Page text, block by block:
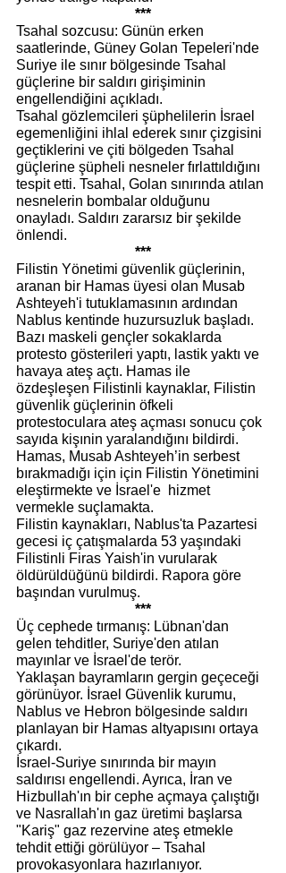
***
Tsahal sozcusu: Günün erken
saatlerinde, Güney Golan Tepeleri'nde
Suriye ile sınır bölgesinde Tsahal
güçlerine bir saldırı girişiminin
engellendiğini açıkladı.
Tsahal gözlemcileri şüphelilerin İsrael
egemenliğini ihlal ederek sınır çizgisini
geçtiklerini ve çiti bölgeden Tsahal
güçlerine şüpheli nesneler fırlattıldığını
tespit etti. Tsahal, Golan sınırında atılan
nesnelerin bombalar olduğunu
onayladı. Saldırı zararsız bir şekilde
önlendi.
***
Filistin Yönetimi güvenlik güçlerinin,
aranan bir Hamas üyesi olan Musab
Ashteyeh'i tutuklamasının ardından
Nablus kentinde huzursuzluk başladı.
Bazı maskeli gençler sokaklarda
protesto gösterileri yaptı, lastik yaktı ve
havaya ateş açtı. Hamas ile
özdeşleşen Filistinli kaynaklar, Filistin
güvenlik güçlerinin öfkeli
protestoculara ateş açması sonucu çok
sayıda kişınin yaralandığını bildirdi.
Hamas, Musab Ashteyeh’in serbest
bırakmadığı için için Filistin Yönetimini
eleştirmekte ve İsrael'e  hizmet
vermekle suçlamakta.
Filistin kaynakları, Nablus'ta Pazartesi
gecesi iç çatışmalarda 53 yaşındaki
Filistinli Firas Yaish'in vurularak
öldürüldüğünü bildirdi. Rapora göre
başından vurulmuş.
***
Üç cephede tırmanış: Lübnan'dan
gelen tehditler, Suriye'den atılan
mayınlar ve İsrael'de terör.
Yaklaşan bayramların gergin geçeceği
görünüyor. İsrael Güvenlik kurumu,
Nablus ve Hebron bölgesinde saldırı
planlayan bir Hamas altyapısını ortaya
çıkardı.
İsrael-Suriye sınırında bir mayın
saldırısı engellendi. Ayrıca, İran ve
Hizbullah'ın bir cephe açmaya çalıştığı
ve Nasrallah'ın gaz üretimi başlarsa
"Kariş" gaz rezervine ateş etmekle
tehdit ettiği görülüyor – Tsahal
provokasyonlara hazırlanıyor.